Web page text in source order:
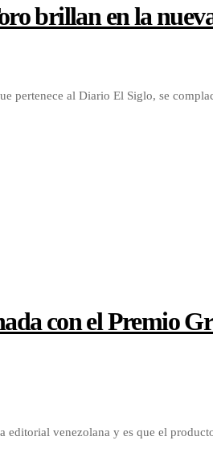
brillan en la
pertenece al Diario El Siglo, se
con el Premio
editorial venezolana y es que el